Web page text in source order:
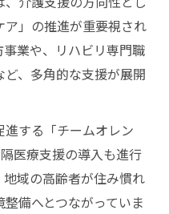
」の推進が重要視され
業や、リハビリ専門職
、多角的な支援が展開
する「チームオレン
医療支援の導入も進行
域の高齢者が住み慣れ
備へとつながっていま